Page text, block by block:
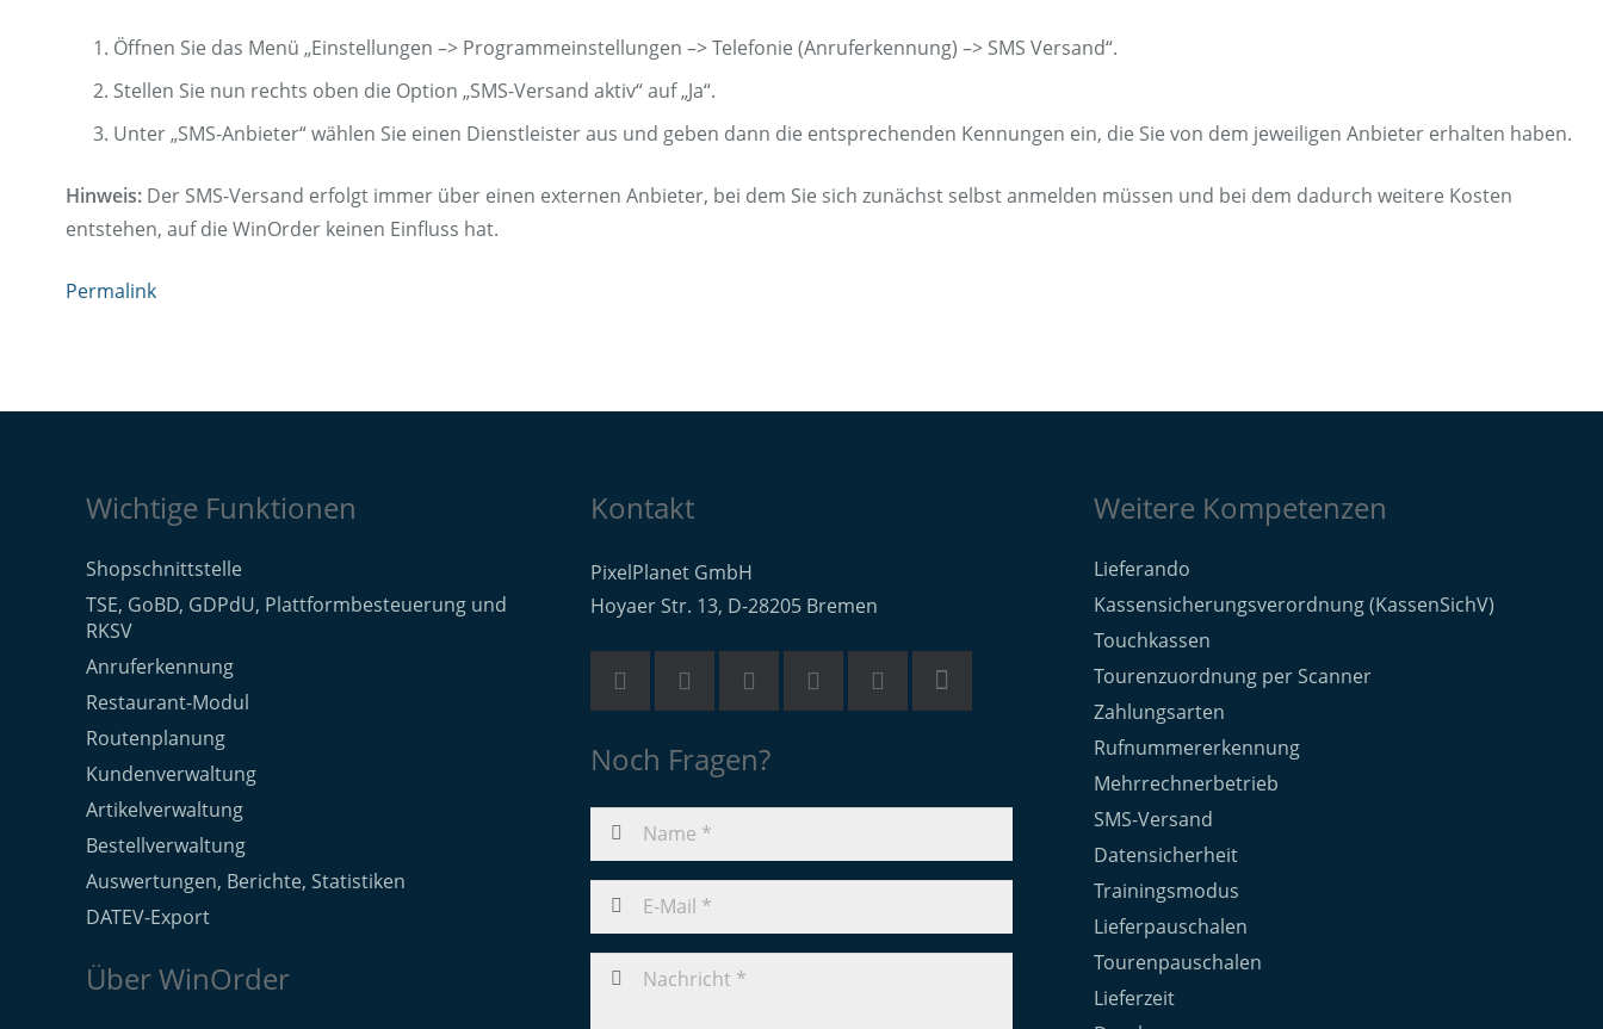
Öffnen Sie das Menü „Einstellungen –> Programmeinstellungen –> Telefonie (Anruferkennung) –> SMS Versand“.
Stellen Sie nun rechts oben die Option „SMS-Versand aktiv“ auf „Ja“.
Unter „SMS-Anbieter“ wählen Sie einen Dienstleister aus und geben dann die entsprechenden Kennungen ein, die Sie von dem jeweiligen Anbieter erhalten haben.
Hinweis: Der SMS-Versand erfolgt immer über einen externen Anbieter, bei dem Sie sich zunächst selbst anmelden müssen und bei dem dadurch weitere Kosten
entstehen, auf die WinOrder keinen Einfluss hat.
Permalink
Wichtige Funktionen
Shopschnittstelle
TSE, GoBD, GDPdU, Plattformbesteuerung und
RKSV
Anruferkennung
Restaurant-Modul
Routenplanung
Kundenverwaltung
Artikelverwaltung
Bestellverwaltung
Auswertungen, Berichte, Statistiken
DATEV-Export
Über WinOrder
Kontakt
PixelPlanet GmbH
Hoyaer Str. 13, D-28205 Bremen
Noch Fragen?
Weitere Kompetenzen
Lieferando
Kassensicherungsverordnung (KassenSichV)
Touchkassen
Tourenzuordnung per Scanner
Zahlungsarten
Rufnummererkennung
Mehrrechnerbetrieb
SMS-Versand
Datensicherheit
Trainingsmodus
Lieferpauschalen
Tourenpauschalen
Lieferzeit